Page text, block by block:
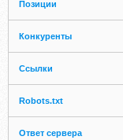
Позиции
Конкуренты
Ссылки
Robots.txt
Ответ сервера